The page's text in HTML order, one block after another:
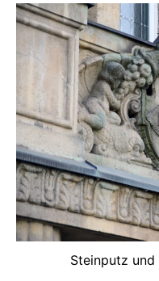
Steinputz und